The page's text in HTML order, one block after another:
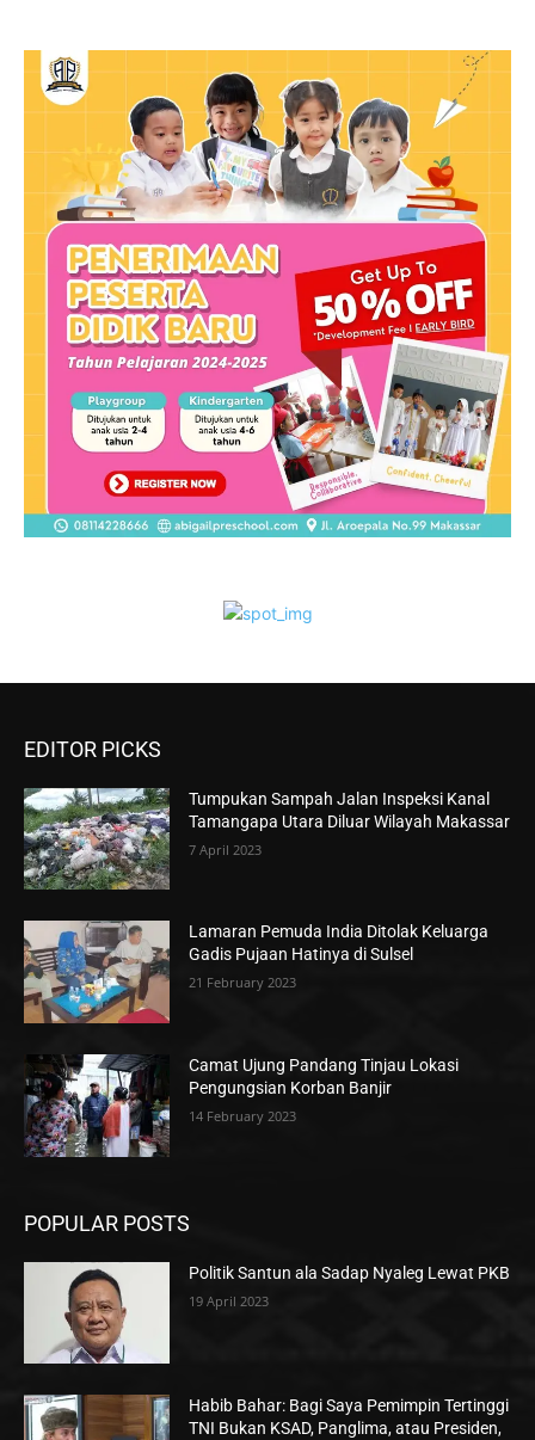
EDITOR PICKS
Tumpukan Sampah Jalan Inspeksi Kanal
Tamangapa Utara Diluar Wilayah Makassar
7 April 2023
Lamaran Pemuda India Ditolak Keluarga
Gadis Pujaan Hatinya di Sulsel
21 February 2023
Camat Ujung Pandang Tinjau Lokasi
Pengungsian Korban Banjir
14 February 2023
POPULAR POSTS
Politik Santun ala Sadap Nyaleg Lewat PKB
19 April 2023
Habib Bahar: Bagi Saya Pemimpin Tertinggi
TNI Bukan KSAD, Panglima, atau Presiden,